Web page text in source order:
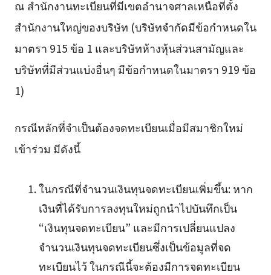
ณ สำนักงานทะเบียนที่มีเขตอำนาจศาลเหนือที่ตั้ง
สำนักงานใหญ่ของบริษัท (บริษัทจำกัดมีข้อกำหนดใน
มาตรา 915 ข้อ 1 และบริษัทห้างหุ้นส่วนสามัญและ
บริษัทที่มีส่วนแบ่งอื่นๆ มีข้อกำหนดในมาตรา 919 ข้อ
1)
กรณีหลักที่จำเป็นต้องจดทะเบียนเมื่อมีสมาชิกใหม่
เข้าร่วม มีดังนี้
ในกรณีที่จำนวนเงินทุนจดทะเบียนเพิ่มขึ้น: หาก
เงินที่ได้รับการลงทุนใหม่ถูกนำไปบันทึกเป็น
“เงินทุนจดทะเบียน” และมีการเปลี่ยนแปลง
จำนวนเงินทุนจดทะเบียนซึ่งเป็นข้อมูลที่จด
ทะเบียนไว้ ในกรณีนี้จะต้องมีการจดทะเบียน